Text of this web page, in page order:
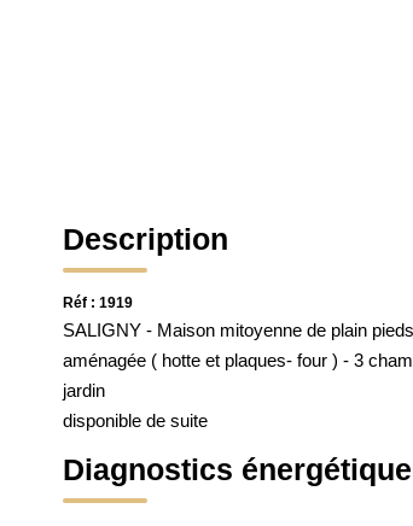
Description
Réf : 1919
SALIGNY - Maison mitoyenne de plain
aménagée ( hotte et plaques- four ) - 3
jardin
disponible de suite
Diagnostics